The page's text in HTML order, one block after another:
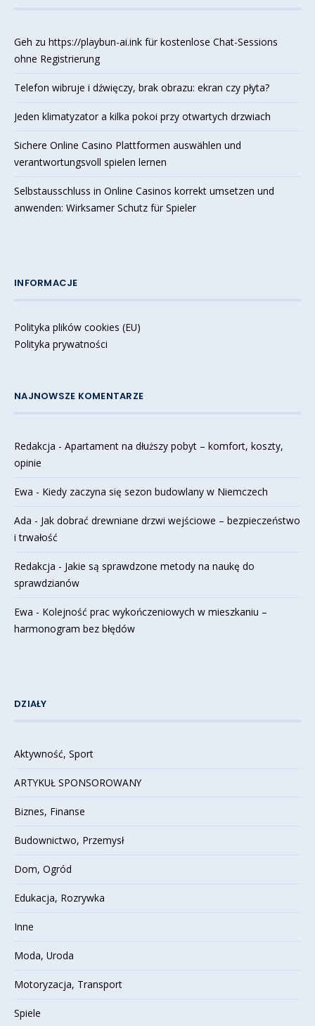
Geh zu https://playbun-ai.ink für kostenlose Chat-Sessions
ohne Registrierung
Telefon wibruje i dźwięczy, brak obrazu: ekran czy płyta?
Jeden klimatyzator a kilka pokoi przy otwartych drzwiach
Sichere Online Casino Plattformen auswählen und
verantwortungsvoll spielen lernen
Selbstausschluss in Online Casinos korrekt umsetzen und
anwenden: Wirksamer Schutz für Spieler
INFORMACJE
Polityka plików cookies (EU)
Polityka prywatności
NAJNOWSZE KOMENTARZE
Redakcja - Apartament na dłuższy pobyt – komfort, koszty,
opinie
Ewa - Kiedy zaczyna się sezon budowlany w Niemczech
Ada - Jak dobrać drewniane drzwi wejściowe – bezpieczeństwo
i trwałość
Redakcja - Jakie są sprawdzone metody na naukę do
sprawdzianów
Ewa - Kolejność prac wykończeniowych w mieszkaniu –
harmonogram bez błędów
DZIAŁY
Aktywność, Sport
ARTYKUŁ SPONSOROWANY
Biznes, Finanse
Budownictwo, Przemysł
Dom, Ogród
Edukacja, Rozrywka
Inne
Moda, Uroda
Motoryzacja, Transport
Spiele